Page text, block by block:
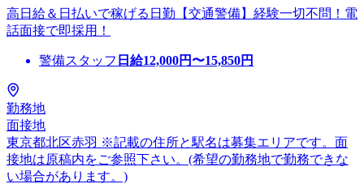
高日給＆日払いで稼げる日勤【交通警備】経験一切不問！電
話面接で即採用！
警備スタッフ 日給12,000円〜15,850円
勤務地
面接地
東京都北区赤羽 ※記載の住所と駅名は募集エリアです。面
接地は原稿内をご参照下さい。(希望の勤務地で勤務できな
い場合があります。)